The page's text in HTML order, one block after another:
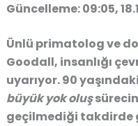
Güncelleme: 09:05,
Ünlü primatolog ve
Goodall, insanlığı
uyarıyor. 90
büyük yok oluş
geçilmediği takdirde